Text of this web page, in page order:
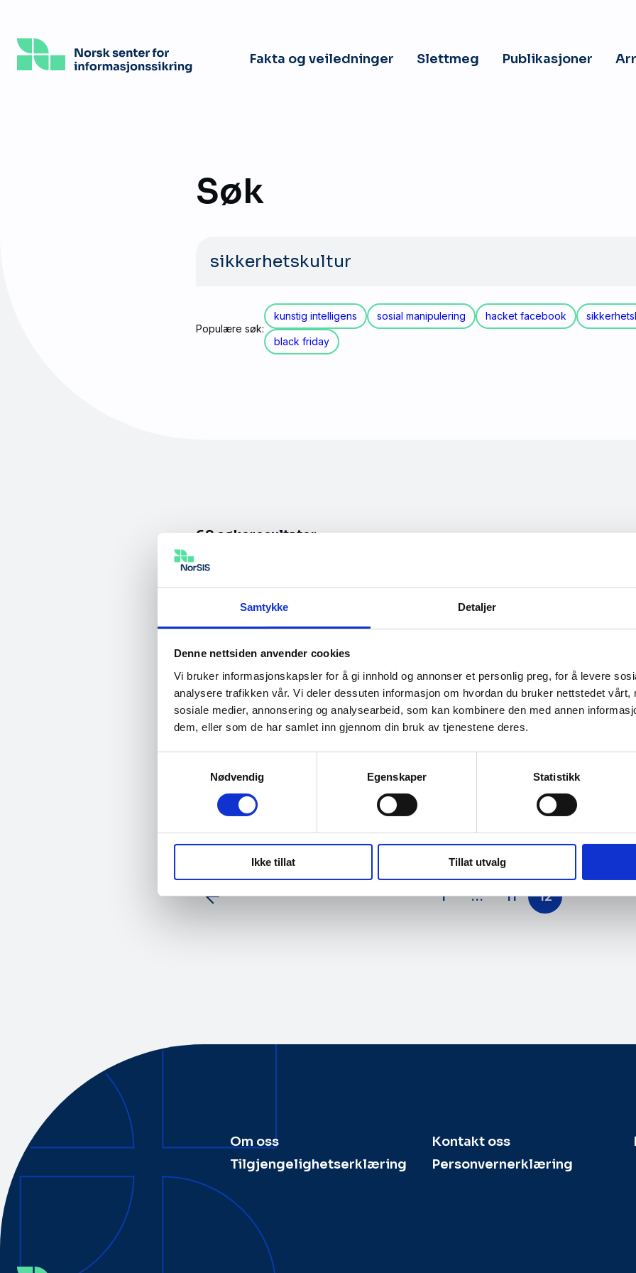
Samtykke Detaljer
Denne nettsiden anvender cookies
Vi bruker informasjonskapsler for å gi innhold og annonser et personlig preg, for å levere
analysere trafikken vår. Vi deler dessuten informasjon om hvordan du bruker nettstedet vårt,
sosiale medier, annonsering og analysearbeid, som kan kombinere den med annen
dem, eller som de har samlet inn gjennom din bruk av tjenestene deres.
Nødvendig
Egenskaper Statistikk
Ikke tillat Tillat utvalg
hovedinnhold
Fakta og veiledninger Slettmeg Publikasjoner
Søk
etter:
Populære søk:
kunstig intelligens sosial manipulering hacket facebook
black friday
69 søkeresultater
NorSIS videopodcast: Når digitale verdier går tapt
Påmelding Gjennom foredrag og diskusjonsgrupper, vil du som deltaker
samme utfordringer. Du vil kunne dele erfaringer og kunnskap for å være
håndtere uønskede…
Sted og påmelding Seminaret arrangeres i samarbeid med NTNU på
Slottsgate 3. den 24. november 2022. Registrering starter kl 09:30 og
Innleggnavigasjon 1 … 11 12
Om oss Kontakt oss
Tilgjengelighetserklæring
Personvernerklæring